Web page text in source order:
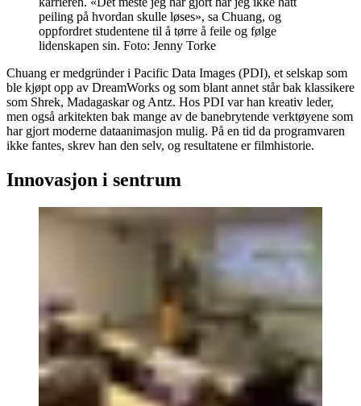
peiling på hvordan skulle løses», sa Chuang, og
oppfordret studentene til å tørre å feile og følge
lidenskapen sin. Foto: Jenny Torke
Chuang er medgründer i Pacific Data Images (PDI), et selskap som
ble kjøpt opp av DreamWorks og som blant annet står bak klassikere
som Shrek, Madagaskar og Antz. Hos PDI var han kreativ leder,
men også arkitekten bak mange av de banebrytende verktøyene som
har gjort moderne dataanimasjon mulig. På en tid da programvaren
ikke fantes, skrev han den selv, og resultatene er filmhistorie.
Innovasjon i sentrum